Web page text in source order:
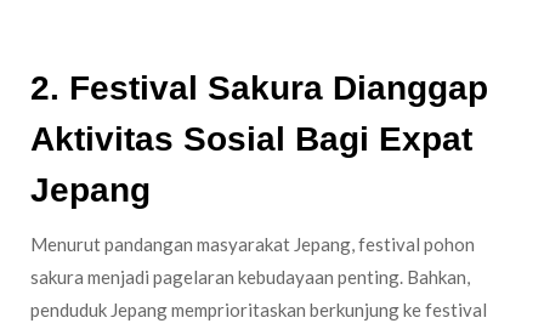
2. Festival Sakura Dianggap
Aktivitas Sosial Bagi Expat
Jepang
Menurut pandangan masyarakat Jepang, festival pohon
sakura menjadi pagelaran kebudayaan penting. Bahkan,
penduduk Jepang memprioritaskan berkunjung ke festival